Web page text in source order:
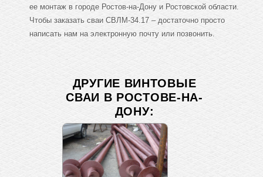
ее монтаж в городе Ростов-на-Дону и Ростовской области.
Чтобы заказать сваи СВЛМ-34.17 – достаточно просто
написать нам на электронную почту или позвонить.
ДРУГИЕ ВИНТОВЫЕ
СВАИ В РОСТОВЕ-НА-
ДОНУ: